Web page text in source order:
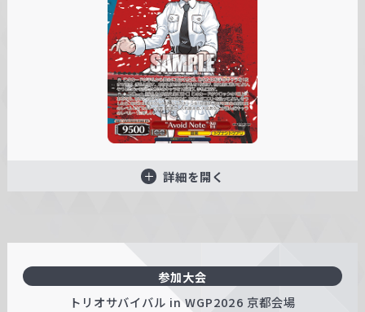
詳細を開く
参加大会
トリオサバイバル in WGP2026 京都会場